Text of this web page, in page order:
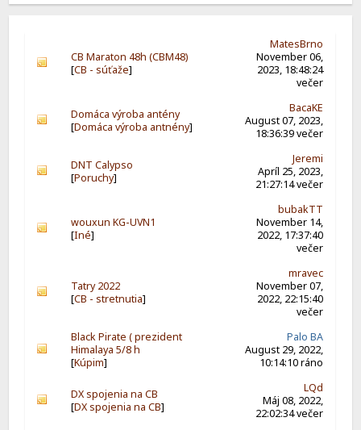
CB Maraton 48h (CBM48)
[CB - súťaže]
MatesBrno
November 06,
2023, 18:48:24
večer
Domáca výroba antény
[Domáca výroba antnény]
BacaKE
August 07, 2023,
18:36:39 večer
DNT Calypso
[Poruchy]
Jeremi
Apríl 25, 2023,
21:27:14 večer
wouxun KG-UVN1
[Iné]
bubakTT
November 14,
2022, 17:37:40
večer
Tatry 2022
[CB - stretnutia]
mravec
November 07,
2022, 22:15:40
večer
Black Pirate ( prezident
Himalaya 5/8 h
[Kúpim]
Palo BA
August 29, 2022,
10:14:10 ráno
DX spojenia na CB
[DX spojenia na CB]
LQd
Máj 08, 2022,
22:02:34 večer